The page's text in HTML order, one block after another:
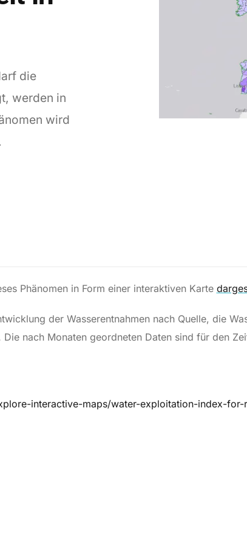
die
werden in
wird
Phänomen in Form einer interaktiven Karte
der Wasserentnahmen nach Quelle, die
nach Monaten geordneten Daten sind für den
interactive-maps/water-exploitation-index-for-